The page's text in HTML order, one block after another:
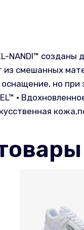
NANDI™
из смешанных
но при
•